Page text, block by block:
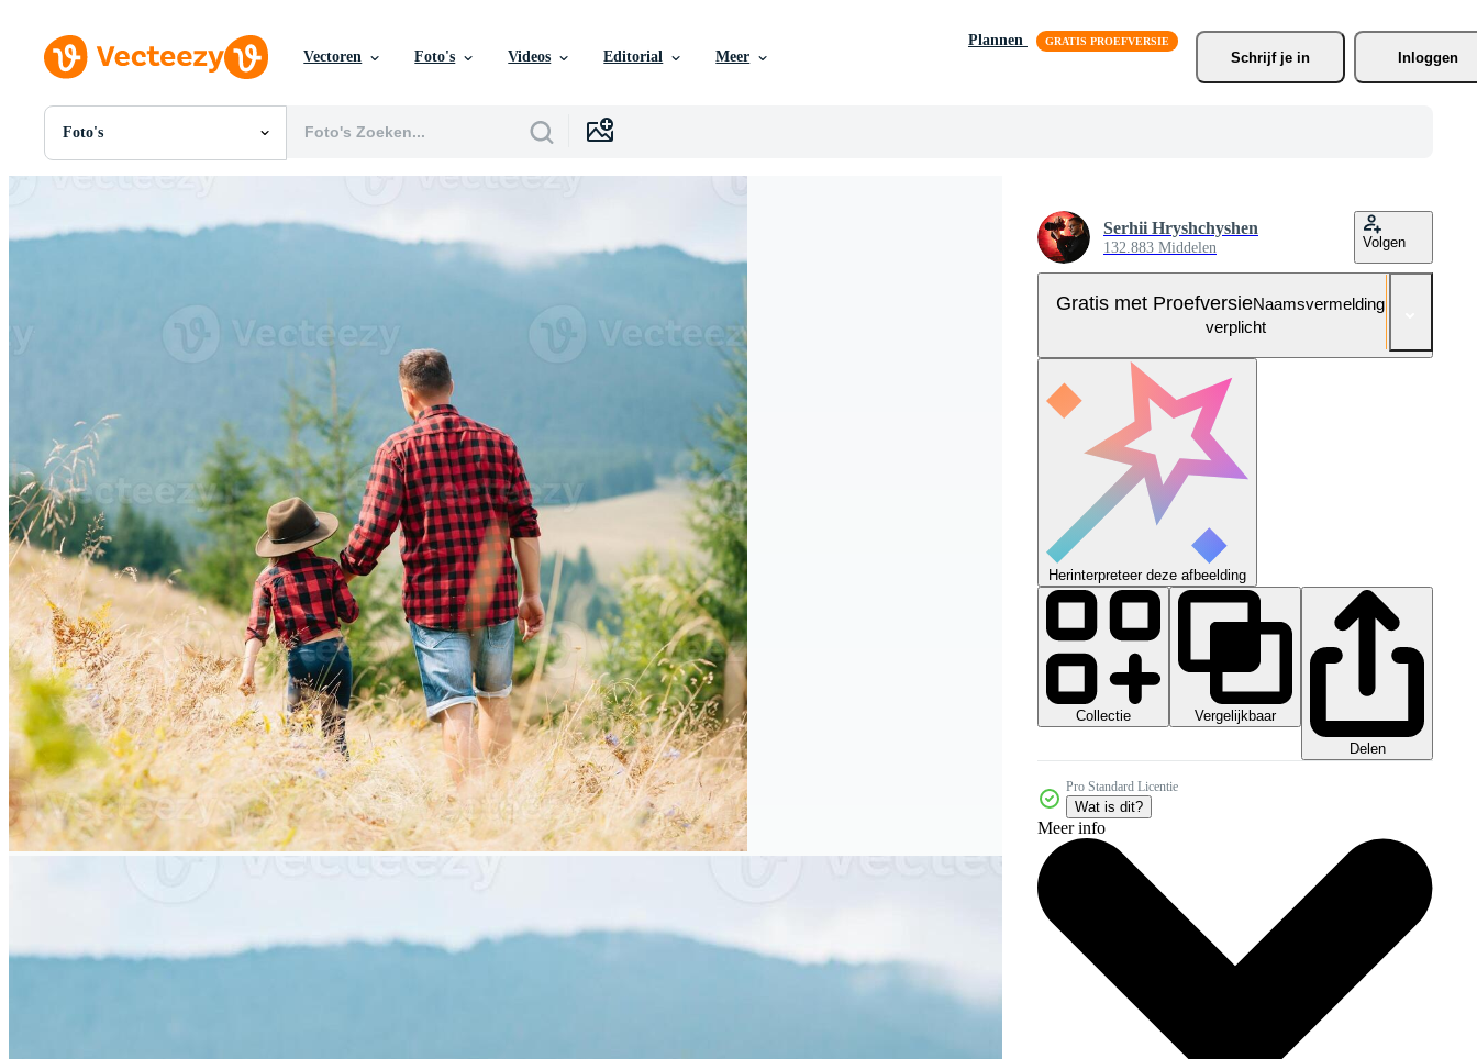
Vectoren Foto's Videos Editorial Meer
Plannen
Schrijf je in Inloggen
Foto's
Alle Afbeeldingen
PSDs
Serhii Hryshchyshen
132.883 Middelen Volgen
Gratis met ProefversieNaamsvermelding niet
verplicht
Herinterpreteer deze afbeelding
Collectie
Vergelijkbaar
Delen
Pro Standard Licentie
Wat is dit?
Meer info